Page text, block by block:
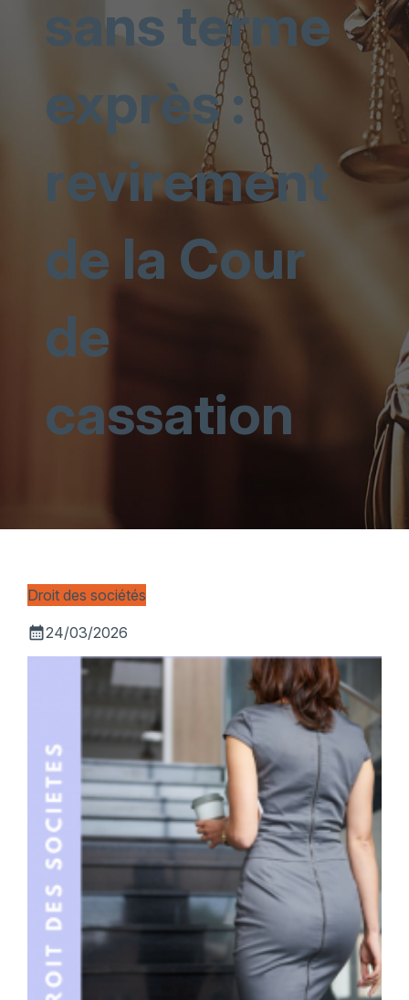
sans terme
exprès :
revirement
de la Cour
de
cassation
Droit des sociétés
calendar_month24/03/2026